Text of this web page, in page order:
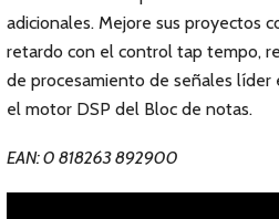
adicionales. Mejore sus proyectos
retardo con el control tap tempo,
de procesamiento de señales líder
el motor DSP del Bloc de notas.
EAN: 0 818263 892900